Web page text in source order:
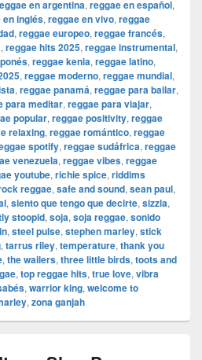
en argentina, reggae en español,
en inglés, reggae en vivo, reggae
, reggae europeo, reggae francés,
, reggae hits 2025, reggae instrumental,
, reggae kenia, reggae latino,
, reggae moderno, reggae mundial,
, reggae panamá, reggae para bailar,
para meditar, reggae para viajar,
popular, reggae positivity, reggae
relaxing, reggae romántico, reggae
spotify, reggae sudáfrica, reggae
venezuela, reggae vibes, reggae
youtube, richie spice, riddims
reggae, safe and sound, sean paul,
, siento que tengo que decirte, sizzla,
stoopid, soja, soja reggae, sonido
, steel pulse, stephen marley, stick
, tarrus riley, temperature, thank you
, the wailers, three little birds, toots and
, top reggae hits, true love, vibra
, warrior king, welcome to
, zona ganjah